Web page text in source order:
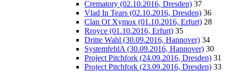
Crematory (02.10.2016, Dresden) 37
Vlad In Tears (02.10.2016, Dresden) 36
Clan Of Xymox (01.10.2016, Erfurt) 28
Rroyce (01.10.2016, Erfurt) 35
Dritte Wahl (30.09.2016, Hannover) 34
SystemfehlA (30.09.2016, Hannover) 30
Project Pitchfork (24.09.2016, Dresden) 31
Project Pitchfork (23.09.2016, Dresden) 33